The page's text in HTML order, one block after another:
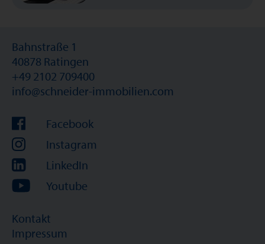
Bahnstraße 1
40878 Ratingen
+49 2102 709400
info@schneider-immobilien.com
Facebook
Instagram
LinkedIn
Youtube
Kontakt
Impressum